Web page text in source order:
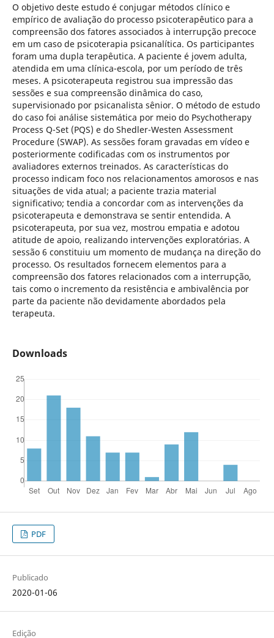
O objetivo deste estudo é conjugar métodos clínico e
empírico de avaliação do processo psicoterapêutico para a
compreensão dos fatores associados à interrupção precoce
em um caso de psicoterapia psicanalítica. Os participantes
foram uma dupla terapêutica. A paciente é jovem adulta,
atendida em uma clínica-escola, por um período de três
meses. A psicoterapeuta registrou sua impressão das
sessões e sua compreensão dinâmica do caso,
supervisionado por psicanalista sênior. O método de estudo
do caso foi análise sistemática por meio do Psychotherapy
Process Q-Set (PQS) e do Shedler-Westen Assessment
Procedure (SWAP). As sessões foram gravadas em vídeo e
posteriormente codificadas com os instrumentos por
avaliadores externos treinados. As características do
processo indicam foco nos relacionamentos amorosos e nas
situações de vida atual; a paciente trazia material
significativo; tendia a concordar com as intervenções da
psicoterapeuta e demonstrava se sentir entendida. A
psicoterapeuta, por sua vez, mostrou empatia e adotou
atitude de apoio, realizando intervenções exploratórias. A
sessão 6 constituiu um momento de mudança na direção do
processo. Os resultados fornecem elementos para a
compreensão dos fatores relacionados com a interrupção,
tais como o incremento da resistência e ambivalência por
parte da paciente não devidamente abordados pela
terapeuta.
Downloads
PDF
Publicado
2020-01-06
Edição